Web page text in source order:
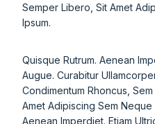
Semper Libero, Sit Amet
Ipsum.
Quisque Rutrum. Aenean
Augue. Curabitur
Condimentum Rhoncus,
Amet Adipiscing Sem Neque
Aenean Imperdiet. Etiam